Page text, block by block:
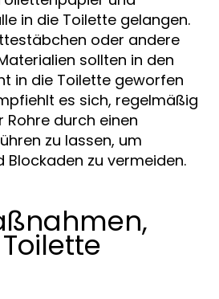
in die Toilette gelangen.
oder andere
sollten in den
in die Toilette geworfen
es sich, regelmäßig
Rohre durch einen
zu lassen, um
Blockaden zu vermeiden.